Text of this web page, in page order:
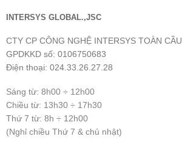
INTERSYS GLOBAL.,JSC
CTY CP CÔNG NGHỆ INTERSYS TOÀN CẦU
GPDKKD số: 0106750683
Điện thoại: 024.33.26.27.28
Sáng từ: 8h00 ÷ 12h00
Chiều từ: 13h30 ÷ 17h30
Thứ 7 từ: 8h ÷ 12h00
(Nghỉ chiều Thứ 7 & chủ nhật)